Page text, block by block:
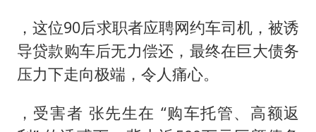
，这位90后求职者应聘网约车司机，被诱
导贷款购车后无力偿还，最终在巨大债务
压力下走向极端，令人痛心。
，受害者 张先生在 “购车托管、高额返